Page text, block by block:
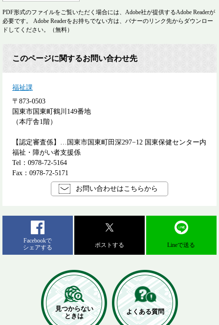
PDF形式のファイルをご覧いただく場合には、Adobe社が提供するAdobe Readerが
必要です。
Adobe Readerをお持ちでない方は、バナーのリンク先からダウンロー
ドしてください。（無料）
このページに関するお問い合わせ先
福祉課
〒873-0503
国東市国東町鶴川149番地
（本庁舎1階）
【認定審査係】…国東市国東町田深297−12 国東保健センター内
福祉・障がい者支援係
Tel：0978-72-5164
Fax：0978-72-5171
お問い合わせはこちらから
Facebookで
シェアする
ポストする Lineで送る
見つからない
ときは
よくある質問